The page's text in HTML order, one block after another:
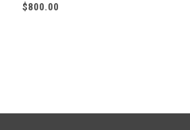
$800.00